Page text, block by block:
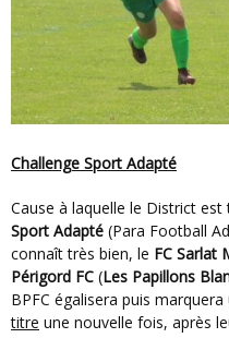
Challenge Sport Adapté
Cause à laquelle le District
Sport Adapté (Para Football
connaît très bien, le FC Sarlat
Périgord FC (Les Papillons
BPFC égalisera puis
titre une nouvelle fois, après